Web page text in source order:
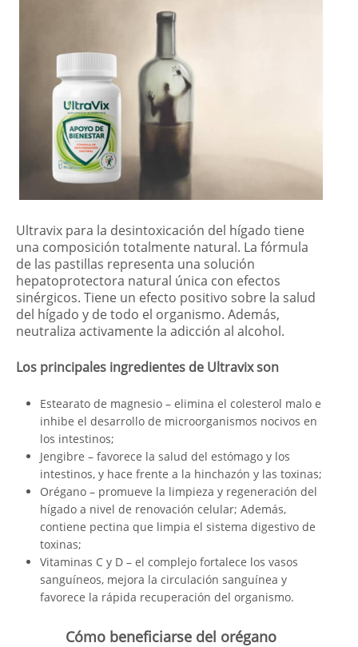
Ultravix para la desintoxicación del hígado tiene
una composición totalmente natural. La fórmula
de las pastillas representa una solución
hepatoprotectora natural única con efectos
sinérgicos. Tiene un efecto positivo sobre la salud
del hígado y de todo el organismo. Además,
neutraliza activamente la adicción al alcohol.
Los principales ingredientes de Ultravix son
Estearato de magnesio – elimina el colesterol malo e
inhibe el desarrollo de microorganismos nocivos en
los intestinos;
Jengibre – favorece la salud del estómago y los
intestinos, y hace frente a la hinchazón y las toxinas;
Orégano – promueve la limpieza y regeneración del
hígado a nivel de renovación celular; Además,
contiene pectina que limpia el sistema digestivo de
toxinas;
Vitaminas C y D – el complejo fortalece los vasos
sanguíneos, mejora la circulación sanguínea y
favorece la rápida recuperación del organismo.
Cómo beneficiarse del orégano